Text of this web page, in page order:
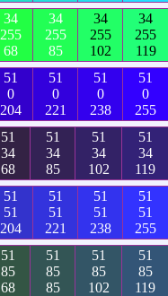
34
255
68
34
255
85
34
255
102
34
255
119
51
0
204
51
0
221
51
0
238
51
0
255
51
34
68
51
34
85
51
34
102
51
34
119
51
51
204
51
51
221
51
51
238
51
51
255
51
85
68
51
85
85
51
85
102
51
85
119